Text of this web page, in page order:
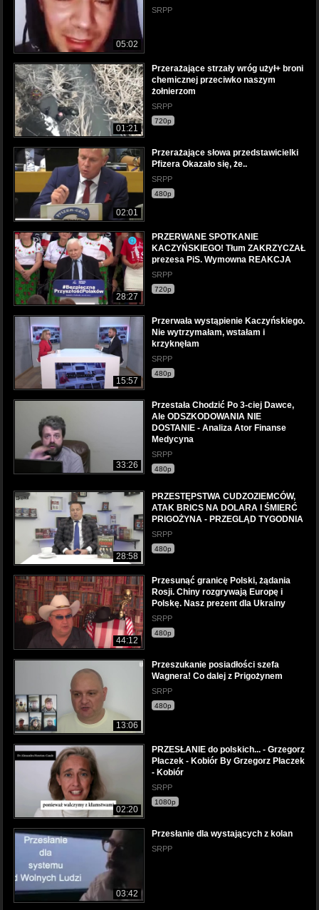
05:02
SRPP
01:21
Przerażające strzały wróg użył+ broni
chemicznej przeciwko naszym
żołnierzom
SRPP
720p
02:01
Przerażające słowa przedstawicielki
Pfizera Okazało się, że..
SRPP
480p
28:27
PRZERWANE SPOTKANIE
KACZYŃSKIEGO! Tłum ZAKRZYCZAŁ
prezesa PiS. Wymowna REAKCJA
SRPP
720p
15:57
Przerwała wystąpienie Kaczyńskiego.
Nie wytrzymałam, wstałam i
krzyknęłam
SRPP
480p
33:26
Przestała Chodzić Po 3-ciej Dawce,
Ale ODSZKODOWANIA NIE
DOSTANIE - Analiza Ator Finanse
Medycyna
SRPP
480p
28:58
PRZESTĘPSTWA CUDZOZIEMCÓW,
ATAK BRICS NA DOLARA I ŚMIERĆ
PRIGOŻYNA - PRZEGLĄD TYGODNIA
SRPP
480p
44:12
Przesunąć granicę Polski, żądania
Rosji. Chiny rozgrywają Europę i
Polskę. Nasz prezent dla Ukrainy
SRPP
480p
13:06
Przeszukanie posiadłości szefa
Wagnera! Co dalej z Prigożynem
SRPP
480p
02:20
PRZESŁANIE do polskich... - Grzegorz
Płaczek - Kobiór By Grzegorz Płaczek
- Kobiór
SRPP
1080p
03:42
Przesłanie dla wystających z kolan
SRPP